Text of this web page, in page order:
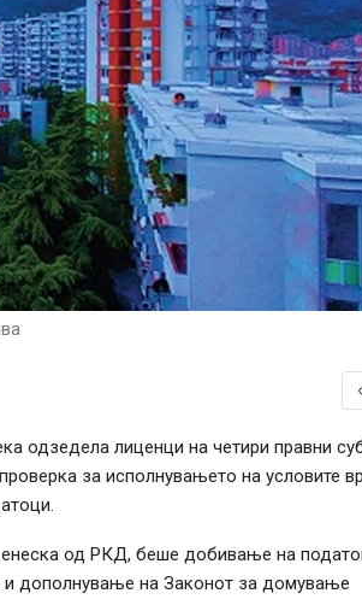
одзедела лиценци на четири правни
за исполнувањето на условите
од РКД, беше добивање на
дополнување на Законот за домување